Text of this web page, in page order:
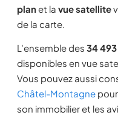
planet la vue satellite
de la carte.
L'ensemble des 34
disponibles en vue
Vous pouvez aussi
Châtel-Montagne
son immobilier et les